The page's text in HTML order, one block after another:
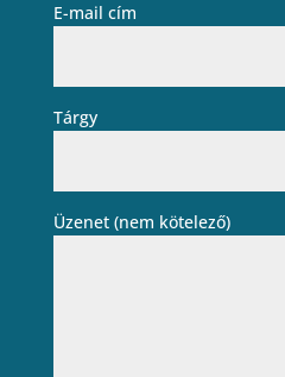
E-mail cím
Tárgy
Üzenet (nem kötelező)